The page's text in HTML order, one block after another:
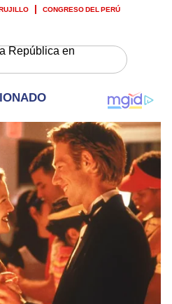
CONGRESO DEL PERÚ
República en